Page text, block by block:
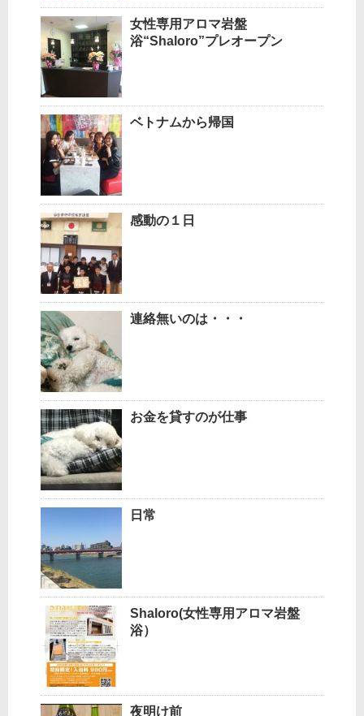
女性専用アロマ岩盤
浴“Shaloro”プレオープン
ベトナムから帰国
感動の１日
連絡無いのは・・・
お金を貸すのが仕事
日常
Shaloro(女性専用アロマ岩盤
浴）
夜明け前